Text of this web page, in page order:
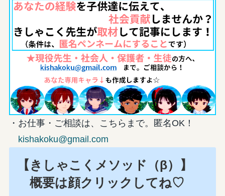
・お仕事・ご相談は、こちらまで。匿名OK！
kishakoku@gmail.com
【きしゃこくメソッド（β）】
概要は顔クリックしてね♡